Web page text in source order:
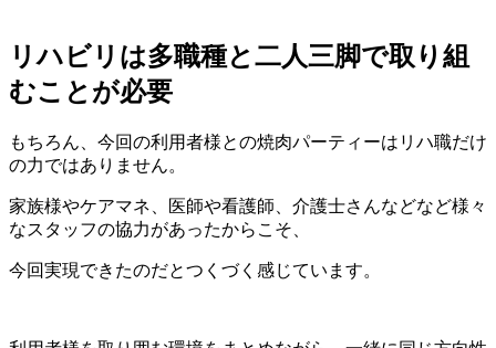
リハビリは多職種と二人三脚で取り組
むことが必要
もちろん、今回の利用者様との焼肉パーティーはリハ職だけ
の力ではありません。
家族様やケアマネ、医師や看護師、介護士さんなどなど様々
なスタッフの協力があったからこそ、
今回実現できたのだとつくづく感じています。